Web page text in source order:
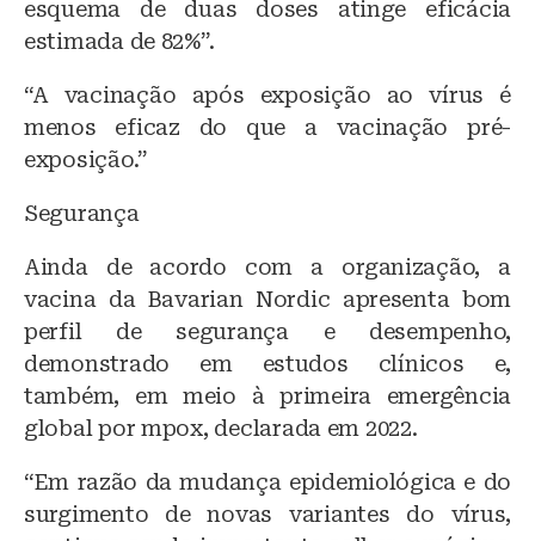
esquema de duas doses atinge eficácia
estimada de 82%”.
“A vacinação após exposição ao vírus é
menos eficaz do que a vacinação pré-
exposição.”
Segurança
Ainda de acordo com a organização, a
vacina da Bavarian Nordic apresenta bom
perfil de segurança e desempenho,
demonstrado em estudos clínicos e,
também, em meio à primeira emergência
global por mpox, declarada em 2022.
“Em razão da mudança epidemiológica e do
surgimento de novas variantes do vírus,